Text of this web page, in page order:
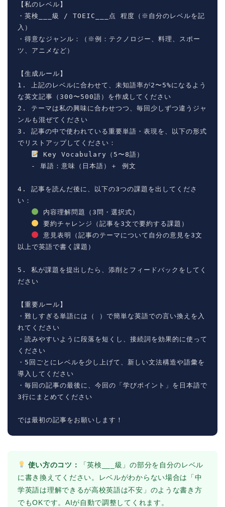
【私のレベル】
・英検___級 / TOEIC___点 程度（※自分のレベルを記
入）
・得意なジャンル：（※例：テクノロジー、料理、スポー
ツ、アニメなど）
【生成ルール】
1. 上記のレベルに合わせて、未知語率が2〜5%になるよう
な英文記事（300〜500語）を作成してください
2. テーマは私の興味に合わせつつ、毎回少しずつ違うジャ
ンルも混ぜてください
3. 記事の中で使われている重要単語・表現を、以下の形式
でリストアップしてください：
Key Vocabulary（5〜8語）
4. 記事を読んだ後に、以下の3つの課題を出してくださ
い：
内容理解問題（3問・選択式）
要約チャレンジ（記事を3文で要約する課題）
意見表明（記事のテーマについて自分の意見を3文
以上で英語で書く課題）
5. 私が課題を提出したら、添削とフィードバックをしてく
ださい
【重要ルール】
・難しすぎる単語には（ ）で簡単な英語での言い換えを入
れてください
・読みやすいように段落を短くし、接続詞を効果的に使って
ください
・5回ごとにレベルを少し上げて、新しい文法構造や語彙を
導入してください
・毎回の記事の最後に、今回の「学びポイント」を日本語で
3行にまとめてください
では最初の記事をお願いします！
使い方のコツ：
「英検___級」の部分を自分のレベル
に書き換えてください。レベルがわからない場合は「中
学英語は理解できるが高校英語は不安」のような書き方
でもOKです。AIが自動で調整してくれます。